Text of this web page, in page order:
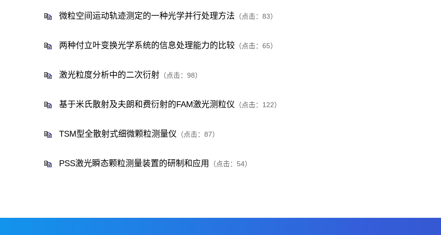
微粒空间运动轨迹测定的一种光学并行处理方法 （点击： 83）
两种付立叶变换光学系统的信息处理能力的比较 （点击： 65）
激光粒度分析中的二次衍射 （点击： 98）
基于米氏散射及夫朗和费衍射的FAM激光测粒仪 （点击： 122）
TSM型全散射式细微颗粒测量仪 （点击： 87）
PSS激光瞬态颗粒测量装置的研制和应用 （点击： 54）